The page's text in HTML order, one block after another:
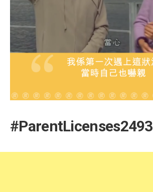
#ParentLicenses2493